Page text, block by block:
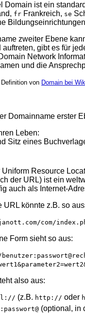
Domain ist ein
fr Frankreich, se
zweiter Ebene
auftreten, gibt es für
Network
und die
von Domain bei
Domainname erster
Leben:
Sitz eines
Uniform Resource
der URL) ist ein
auch als Internet-
URL könnte z.B. so
com/
Form sieht so aus:
also aus:
(z.B. http:// oder
(optional, in